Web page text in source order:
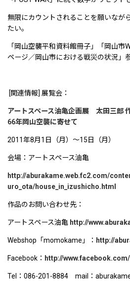
無限にカウントされることを願いなが
たい。
「岡山空襲平和資料館冊子」「岡山市
ページ／岡山市における戦災の状況」
[関連情報] 展覧会：
アートスペース油亀企画展 太田三郎
66年岡山空襲に寄せて
2011年8月1日（月）〜15日（月）
会場：アートスペース油亀
http://aburakame.web.fc2.com/
uro_ota/house_in_izushicho.html
作品のお問い合わせ先：
アートスペース油亀 http://
Webshop「momokame」： http://
Facebook： http://
Tel：086-201-8884 mail：